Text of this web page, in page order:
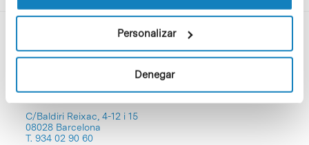
Personalizar
Denegar
C/Baldiri Reixac, 4-12 i 15
08028 Barcelona
T. 934 02 90 60